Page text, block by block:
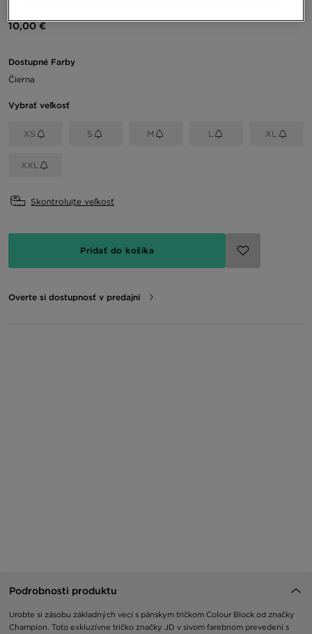
10,00 €
Dostupné Farby
Čierna
Vybrať veľkosť
XS S M L XL
XXL
Skontrolujte veľkosť
Pridať do košíka
Overte si dostupnosť v predajni
Podrobnosti produktu
Urobte si zásobu základných vecí s pánskym tričkom Colour Block od značky
Champion. Toto exkluzívne tričko značky JD v sivom farebnom prevedení s